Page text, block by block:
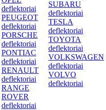
deflektoriai
PEUGEOT
deflektoriai
PORSCHE
deflektoriai
PONTIAC
deflektoriai
RENAULT
deflektoriai
RANGE
ROVER
deflektoriai
SUBARU
deflektoriai
TESLA
deflektoriai
TOYOTA
deflektoriai
VOLKSWAGEN
deflektoriai
VOLVO
deflektoriai